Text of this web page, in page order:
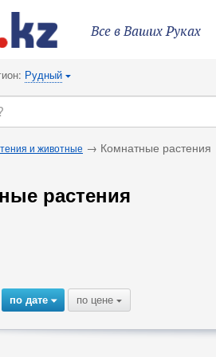
Все в Ваших Руках
Рудный {
и животные → Комнатные растения
растения
по дате{ по цене {